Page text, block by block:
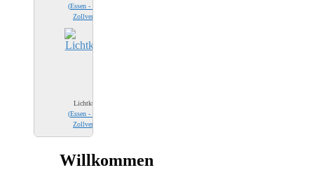
(Essen - Zeche
Zollverein
Lichtkunst
(Essen - Zeche
Zollverein
Willkommen